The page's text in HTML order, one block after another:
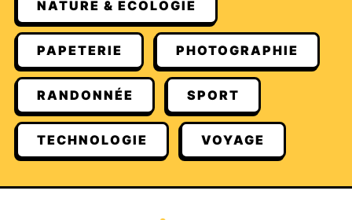
NATURE & ECOLOGIE
PAPETERIE PHOTOGRAPHIE
RANDONNÉE SPORT
TECHNOLOGIE VOYAGE